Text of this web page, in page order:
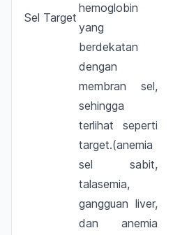
Sel Target
hemoglobin
yang
berdekatan
dengan
membran sel,
sehingga
terlihat seperti
target.(anemia
sel sabit,
talasemia,
gangguan liver,
dan anemia